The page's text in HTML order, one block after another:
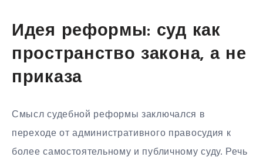
Идея реформы: суд как
пространство закона, а не
приказа
Смысл судебной реформы заключался в
переходе от административного правосудия к
более самостоятельному и публичному суду. Речь